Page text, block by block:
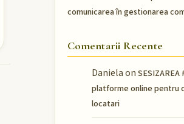
comunicarea în gestionarea
Comentarii Recente
Danielaon SESIZAREA
platforme online pentru
locatari